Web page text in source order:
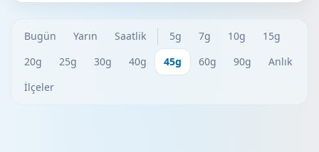
Bugün Yarın Saatlik 5g 7g 10g
15g
20g
25g 30g 40g 45g 60g 90g
Anlık
İlçeler